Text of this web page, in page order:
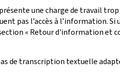
une charge de travail
pas l’accès à l’information.
« Retour d'information
de transcription textuelle